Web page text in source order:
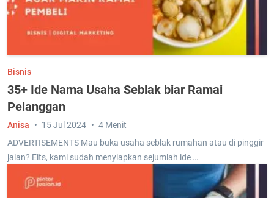
Bisnis
35+ Ide Nama Usaha Seblak biar Ramai
Pelanggan
ADVERTISEMENTS Mau buka usaha seblak rumahan atau di pinggir
jalan? Eits, kami sudah menyiapkan sejumlah ide …
Anisa 15 Jul 2024 4 Menit